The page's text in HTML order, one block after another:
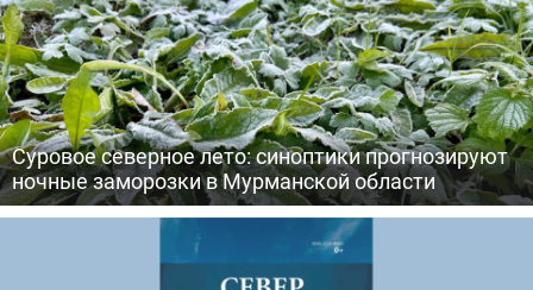
Суровое северное лето: синоптики прогнозируют
ночные заморозки в Мурманской области